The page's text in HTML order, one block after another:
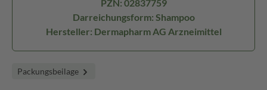
PZN: 02837759
Darreichungsform: Shampoo
Hersteller: Dermapharm AG Arzneimittel
Packungsbeilage